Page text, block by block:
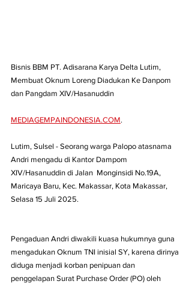
Bisnis BBM PT. Adisarana Karya Delta Lutim,
Membuat Oknum Loreng Diadukan Ke Danpom
dan Pangdam XIV/Hasanuddin
MEDIAGEMPAINDONESIA.COM.
Lutim, Sulsel - Seorang warga Palopo atasnama
Andri mengadu di Kantor Dampom
XIV/Hasanuddin di Jalan  Monginsidi No.19A,
Maricaya Baru, Kec. Makassar, Kota Makassar,
Selasa 15 Juli 2025.
Pengaduan Andri diwakili kuasa hukumnya guna
mengadukan Oknum TNI inisial SY, karena dirinya
diduga menjadi korban penipuan dan
penggelapan Surat Purchase Order (PO) oleh